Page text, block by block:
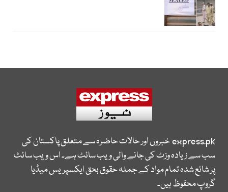
express.pkخبروں اور حالات حاضرہ سے متعلق پاکستان کی
سب سے زیادہ وزٹ کی جانے والی ویب سائٹ ہے۔ اس ویب سائٹ
پر شائع شدہ تمام مواد کے جملہ حقوق بحق ایکسپریس میڈیا
گروپ محفوظ ہیں۔